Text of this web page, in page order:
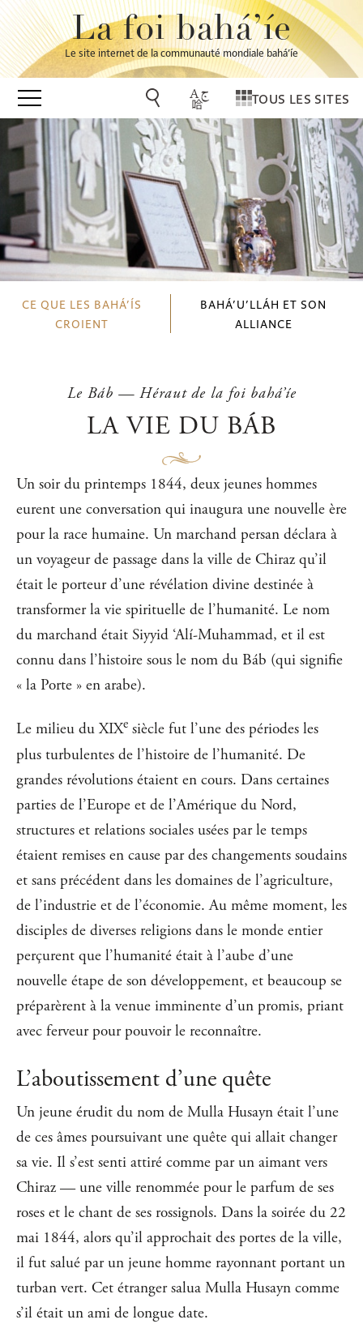
La foi bahá’íe
Le site internet de la communauté mondiale bahá’íe
TOUS LES SITES
CE QUE LES BAHÁ’ÍS
CROIENT
BAHÁ’U’LLÁH ET SON
ALLIANCE
Le Báb — Héraut de la foi bahá’íe
LA VIE DU BÁB
Un soir du printemps 1844, deux jeunes hommes
eurent une conversation qui inaugura une nouvelle ère
pour la race humaine. Un marchand persan déclara à
un voyageur de passage dans la ville de Chiraz qu’il
était le porteur d’une révélation divine destinée à
transformer la vie spirituelle de l’humanité. Le nom
du marchand était Siyyid ‘Alí-Muhammad, et il est
connu dans l’histoire sous le nom du Báb (qui signifie
« la Porte » en arabe).
Le milieu du XIXe siècle fut l’une des périodes les
plus turbulentes de l’histoire de l’humanité. De
grandes révolutions étaient en cours. Dans certaines
parties de l’Europe et de l’Amérique du Nord,
structures et relations sociales usées par le temps
étaient remises en cause par des changements soudains
et sans précédent dans les domaines de l’agriculture,
de l’industrie et de l’économie. Au même moment, les
disciples de diverses religions dans le monde entier
perçurent que l’humanité était à l’aube d’une
nouvelle étape de son développement, et beaucoup se
préparèrent à la venue imminente d’un promis, priant
avec ferveur pour pouvoir le reconnaître.
L’aboutissement d’une quête
Un jeune érudit du nom de Mulla Husayn était l’une
de ces âmes poursuivant une quête qui allait changer
sa vie. Il s’est senti attiré comme par un aimant vers
Chiraz — une ville renommée pour le parfum de ses
roses et le chant de ses rossignols. Dans la soirée du 22
mai 1844, alors qu’il approchait des portes de la ville,
il fut salué par un jeune homme rayonnant portant un
turban vert. Cet étranger salua Mulla Husayn comme
s’il était un ami de longue date.